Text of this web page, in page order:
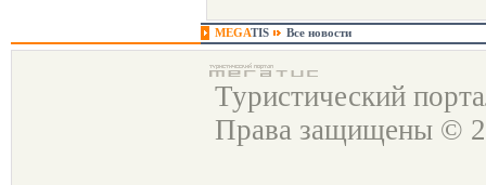
MEGATIS Все новости
Туристический
Права защищены ©